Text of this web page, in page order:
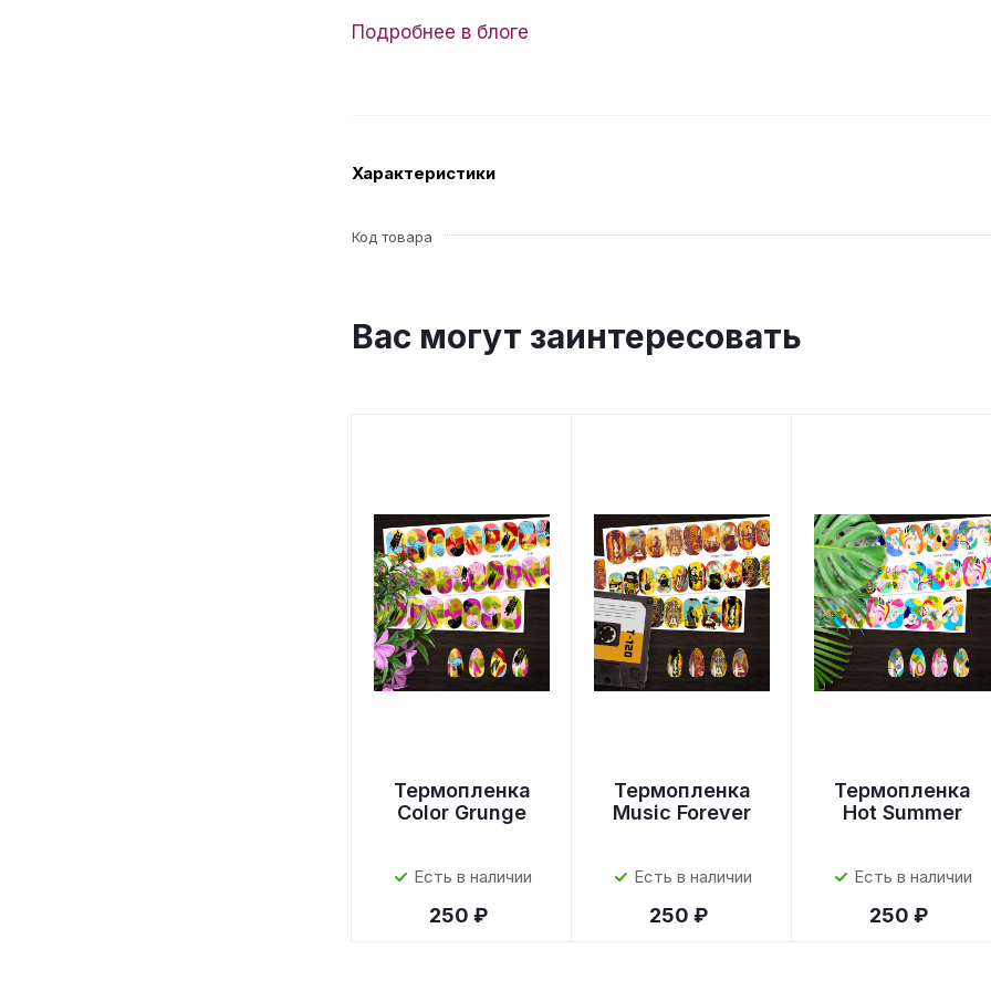
Подробнее в блоге
Характеристики
Код товара
Вас могут заинтересовать
Термопленка
Color Grunge
Есть в наличии
250 ₽
Термопленка
Music Forever
Есть в наличии
250 ₽
Термопленка
Hot Summer
Есть в наличии
250 ₽